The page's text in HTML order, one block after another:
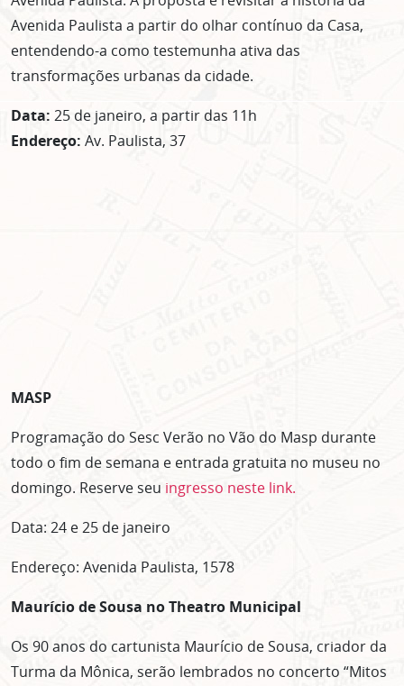
Avenida Paulista a partir do olhar contínuo da Casa,
entendendo-a como testemunha ativa das
transformações urbanas da cidade.
Data: 25 de janeiro, a partir das 11h
Endereço: Av. Paulista, 37
MASP
Programação do Sesc Verão no Vão do Masp durante
todo o fim de semana e entrada gratuita no museu no
domingo. Reserve seu ingresso neste link.
Data: 24 e 25 de janeiro
Endereço: Avenida Paulista, 1578
Maurício de Sousa no Theatro Municipal
Os 90 anos do cartunista Maurício de Sousa, criador da
Turma da Mônica, serão lembrados no concerto “Mitos